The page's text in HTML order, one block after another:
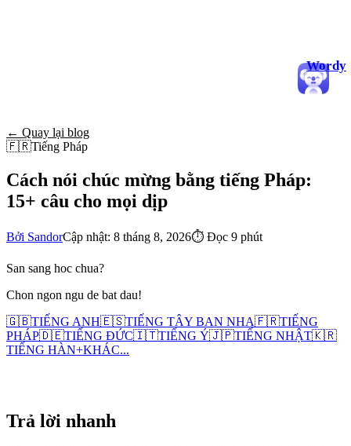
Wordy
← Quay lại blog
🇫🇷Tiếng Pháp
Cách nói chúc mừng bằng tiếng Pháp:
15+ câu cho mọi dịp
Bởi SandorCập nhật: 8 tháng 8, 2026⏱ Đọc 9 phút
San sang hoc chua?
Chon ngon ngu de bat dau!
🇬🇧TIẾNG ANH🇪🇸TIẾNG TÂY BAN NHA🇫🇷TIẾNG
PHÁP🇩🇪TIẾNG ĐỨC🇮🇹TIẾNG Ý🇯🇵TIẾNG NHẬT🇰🇷
TIẾNG HÀN+KHÁC...
Trả lời nhanh